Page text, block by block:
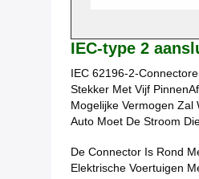
IEC-type 2
IEC 62196-2-
Stekker Met Vijf
Mogelijke Vermogen Zal
Auto Moet De Stroom
De Connector Is Rond
Elektrische Voertuigen